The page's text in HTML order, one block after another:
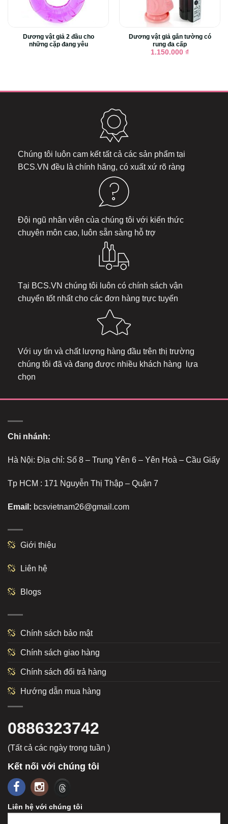
Dương vật giả 2 đầu cho
những cặp đang yêu
Dương vật giả gắn tường có
rung đa cấp
1.150.000 ₫
Chúng tôi luôn cam kết tất cả các sản phẩm tại
BCS.VN đều là chính hãng, có xuất xứ rõ ràng
Đội ngũ nhân viên của chúng tôi với kiến thức
chuyên môn cao, luôn sẵn sàng hỗ trợ
Tại BCS.VN chúng tôi luôn có chính sách vận
chuyển tốt nhất cho các đơn hàng trực tuyến
Với uy tín và chất lượng hàng đầu trên thị trường
chúng tôi đã và đang được nhiều khách hàng lựa
chọn
Chi nhánh:
Hà Nội: Địa chỉ: Số 8 – Trung Yên 6 – Yên Hoà – Cầu Giấy
Tp HCM : 171 Nguyễn Thị Thập – Quận 7
Email: bcsvietnam26@gmail.com
Giới thiệu
Liên hệ
Blogs
Chính sách bảo mật
Chính sách giao hàng
Chính sách đổi trả hàng
Hướng dẫn mua hàng
0886323742
(Tất cả các ngày trong tuần )
Kết nối với chúng tôi
Liên hệ với chúng tôi